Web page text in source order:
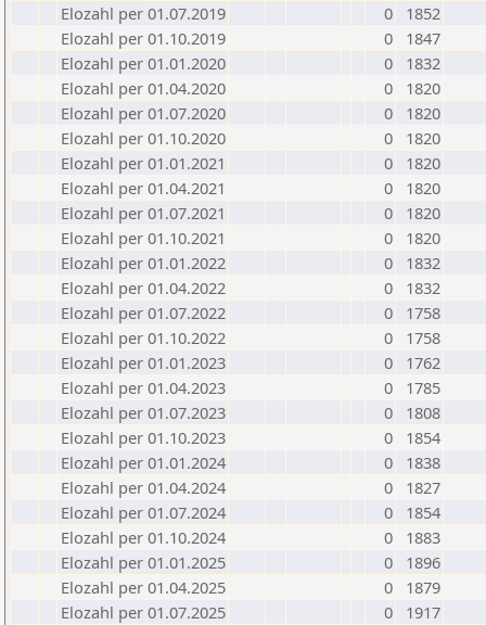
Elozahl per 01.07.2019
0
1852
Elozahl per 01.10.2019
0
1847
Elozahl per 01.01.2020
0
1832
Elozahl per 01.04.2020
0
1820
Elozahl per 01.07.2020
0
1820
Elozahl per 01.10.2020
0
1820
Elozahl per 01.01.2021
0
1820
Elozahl per 01.04.2021
0
1820
Elozahl per 01.07.2021
0
1820
Elozahl per 01.10.2021
0
1820
Elozahl per 01.01.2022
0
1832
Elozahl per 01.04.2022
0
1832
Elozahl per 01.07.2022
0
1758
Elozahl per 01.10.2022
0
1758
Elozahl per 01.01.2023
0
1762
Elozahl per 01.04.2023
0
1785
Elozahl per 01.07.2023
0
1808
Elozahl per 01.10.2023
0
1854
Elozahl per 01.01.2024
0
1838
Elozahl per 01.04.2024
0
1827
Elozahl per 01.07.2024
0
1854
Elozahl per 01.10.2024
0
1883
Elozahl per 01.01.2025
0
1896
Elozahl per 01.04.2025
0
1879
Elozahl per 01.07.2025
0
1917